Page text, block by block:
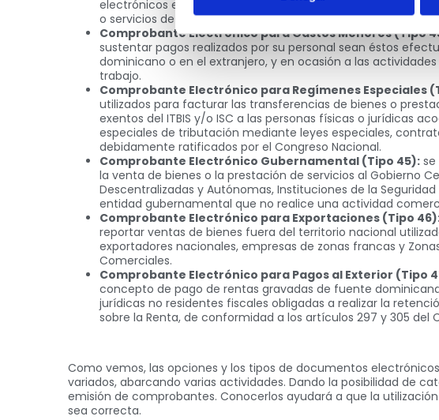
electrónicos emitidos por las personas físicas y jurídicas
o servicios de personas no registradas como contribuyentes.
Comprobante Electrónico para Gastos Menores (Tipo
sustentar pagos realizados por su personal sean éstos
dominicano o en el extranjero, y en ocasión a las
trabajo.
Comprobante Electrónico para Regímenes Especiales
utilizados para facturar las transferencias de bienes o
exentos del ITBIS y/o ISC a las personas físicas o jurídicas
especiales de tributación mediante leyes especiales,
debidamente ratificados por el Congreso Nacional.
Comprobante Electrónico Gubernamental (Tipo 45):
la venta de bienes o la prestación de servicios al Gobierno
Descentralizadas y Autónomas, Instituciones de la
entidad gubernamental que no realice una actividad
Comprobante Electrónico para Exportaciones (Tipo
reportar ventas de bienes fuera del territorio nacional
exportadores nacionales, empresas de zonas francas y
Comerciales.
Comprobante Electrónico para Pagos al Exterior (Tipo
concepto de pago de rentas gravadas de fuente
jurídicas no residentes fiscales obligadas a realizar la
sobre la Renta, de conformidad a los artículos 297 y 305 del
Como vemos, las opciones y los tipos de documentos
variados, abarcando varias actividades. Dando la posibilidad de
emisión de comprobantes. Conocerlos ayudará a que la
sea correcta.